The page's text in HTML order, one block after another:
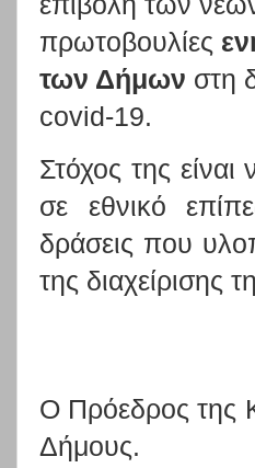
πρωτοβουλίες
των Δήμων στη
covid-19.
Στόχος της είναι
σε εθνικό
δράσεις που
της διαχείρισης
Ο Πρόεδρος της
Δήμους.